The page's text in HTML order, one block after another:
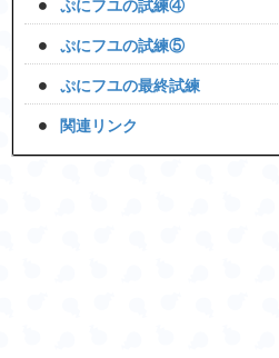
ぷにフユの試練④
ぷにフユの試練⑤
ぷにフユの最終試練
関連リンク